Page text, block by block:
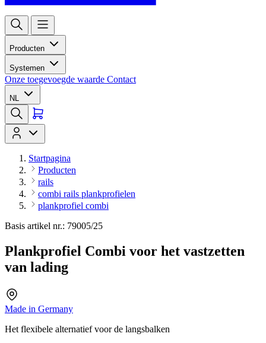
Producten
Systemen
Onze toegevoegde waarde Contact
NL
Startpagina
Producten
rails
combi rails plankprofielen
plankprofiel combi
Basis artikel nr.: 79005/25
Plankprofiel Combi voor het vastzetten
van lading
Made in Germany
Het flexibele alternatief voor de langsbalken